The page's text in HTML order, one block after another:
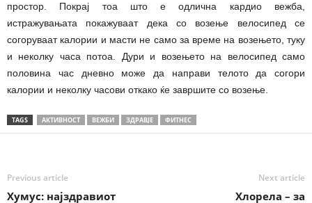
простор. Покрај тоа што е одлична кардио вежба,
истражувањата покажуваат дека со возење велосипед се
согоруваат калории и масти не само за време на возењето, туку
и неколку часа потоа. Дури и возењето на велосипед само
половина час дневно може да направи телото да согори
калории и неколку часови откако ќе завршите со возење.
TAGS АКТИВНОСТ ВЕЖБИ ЗДРАВЈЕ ФИТНЕС
Previous article
Хумус: најздравиот
Next article
Хлорела – за